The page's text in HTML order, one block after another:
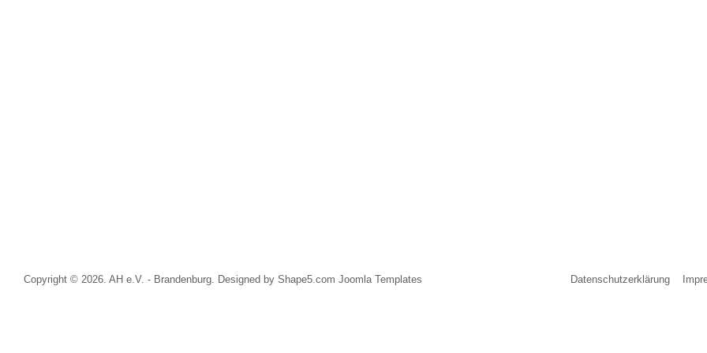
Copyright © 2026. AH e.V. - Brandenburg. Designed by Shape5.com Joomla Templates Datenschutzerklärung